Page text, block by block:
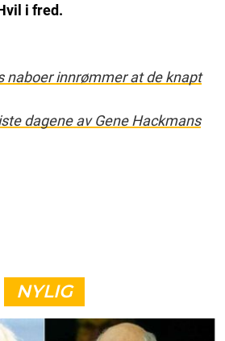
i fred.
naboer innrømmer at de knapt
dagene av Gene Hackmans
NYLIG